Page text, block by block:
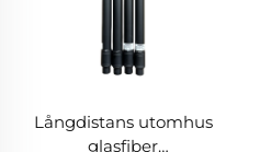
Långdistans utomhus
glasfiber